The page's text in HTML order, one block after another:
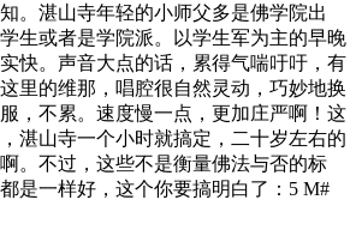
。湛山寺年轻的小师父多是佛学院出
生或者是学院派。以学生军为主的早晚
快。声音大点的话，累得气喘吁吁，有
里的维那，唱腔很自然灵动，巧妙地换
，不累。速度慢一点，更加庄严啊！这
湛山寺一个小时就搞定，二十岁左右的
。不过，这些不是衡量佛法与否的标
是一样好，这个你要搞明白了： 5 M#